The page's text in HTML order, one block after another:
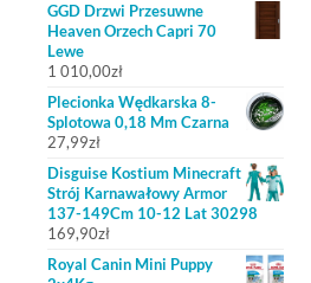
GGD Drzwi Przesuwne
Heaven Orzech Capri 70
Lewe
1 010,00zł
Plecionka Wędkarska 8-
Splotowa 0,18 Mm Czarna
27,99zł
Disguise Kostium Minecraft
Strój Karnawałowy Armor
137-149Cm 10-12 Lat 30298
169,90zł
Royal Canin Mini Puppy